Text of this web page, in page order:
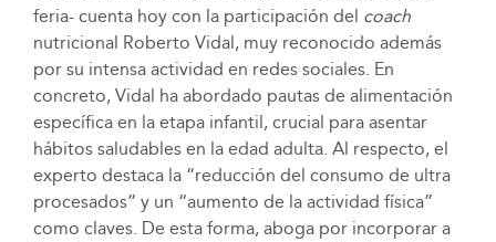
feria- cuenta hoy con la participación del coach
nutricional Roberto Vidal, muy reconocido además
por su intensa actividad en redes sociales. En
concreto, Vidal ha abordado pautas de alimentación
específica en la etapa infantil, crucial para asentar
hábitos saludables en la edad adulta. Al respecto, el
experto destaca la “reducción del consumo de ultra
procesados” y un “aumento de la actividad física”
como claves. De esta forma, aboga por incorporar a